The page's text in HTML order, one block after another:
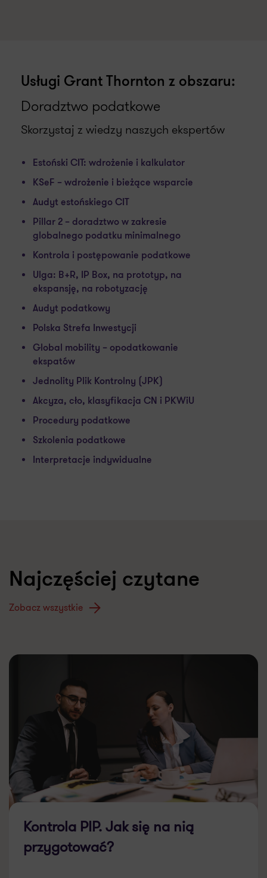
Usługi Grant Thornton z obszaru:
Doradztwo podatkowe
Skorzystaj z wiedzy naszych ekspertów
Estoński CIT: wdrożenie i kalkulator
KSeF – wdrożenie i bieżące wsparcie
Audyt estońskiego CIT
Pillar 2 – doradztwo w zakresie
globalnego podatku minimalnego
Kontrola i postępowanie podatkowe
Ulga: B+R, IP Box, na prototyp, na
ekspansję, na robotyzację
Audyt podatkowy
Polska Strefa Inwestycji
Global mobility – opodatkowanie
ekspatów
Jednolity Plik Kontrolny (JPK)
Akcyza, cło, klasyfikacja CN i PKWiU
Procedury podatkowe
Szkolenia podatkowe
Interpretacje indywidualne
Najczęściej czytane
Zobacz wszystkie
Kontrola PIP. Jak się na nią
przygotować?